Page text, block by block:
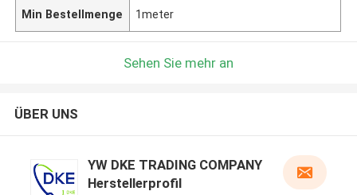
Min Bestellmenge 1meter
Sehen Sie mehr an
ÜBER UNS
YW DKE TRADING COMPANY
Herstellerprofil